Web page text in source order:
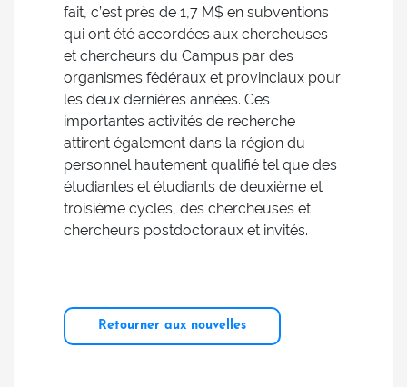
fait, c’est près de 1,7 M$ en subventions
qui ont été accordées aux chercheuses
et chercheurs du Campus par des
organismes fédéraux et provinciaux pour
les deux dernières années. Ces
importantes activités de recherche
attirent également dans la région du
personnel hautement qualifié tel que des
étudiantes et étudiants de deuxième et
troisième cycles, des chercheuses et
chercheurs postdoctoraux et invités.
Retourner aux nouvelles